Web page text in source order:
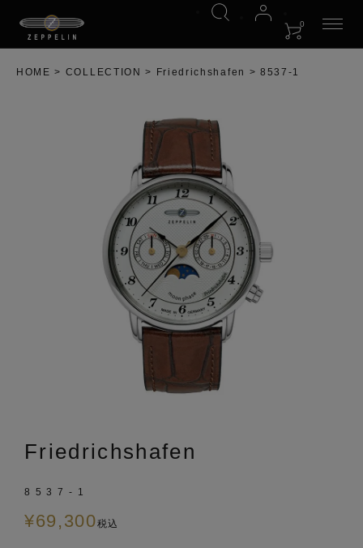
0
HOME COLLECTION Friedrichshafen 8537-1
Friedrichshafen
8537-1
¥69,300税込